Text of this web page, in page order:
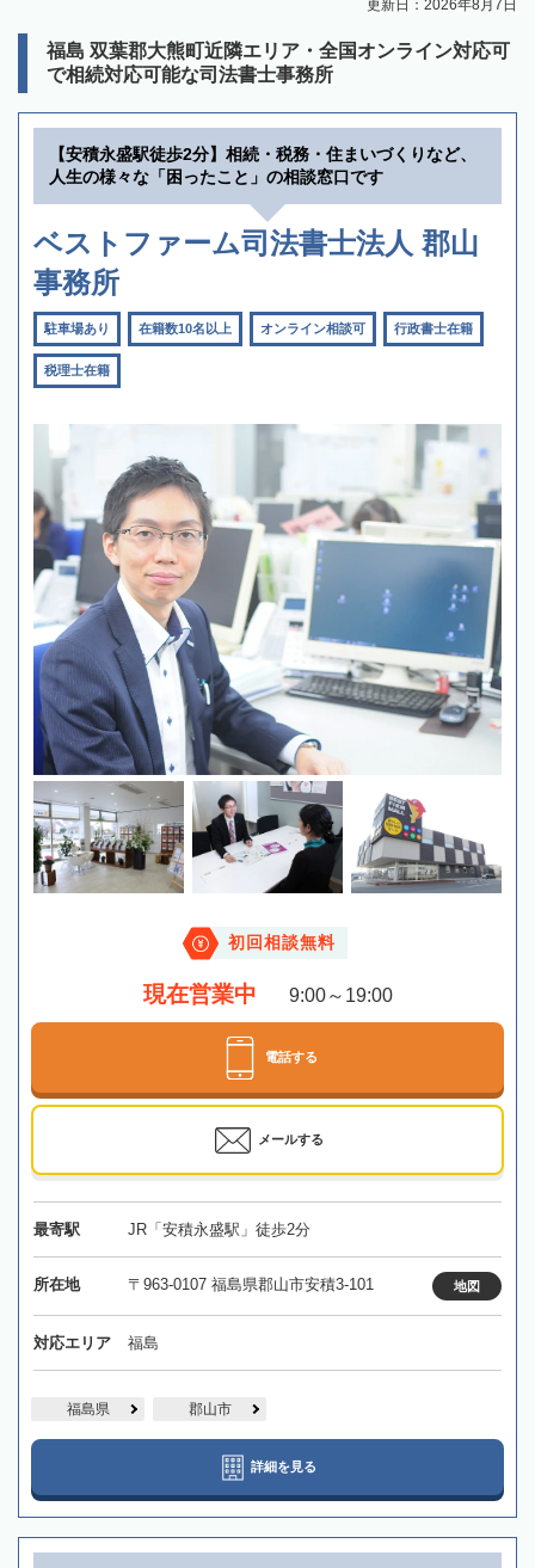
更新日：2026年8月7日
福島 双葉郡大熊町近隣エリア・全国オンライン対応可
で相続対応可能な司法書士事務所
【安積永盛駅徒歩2分】相続・税務・住まいづくりなど、
人生の様々な「困ったこと」の相談窓口です
ベストファーム司法書士法人 郡山
事務所
駐車場あり 在籍数10名以上 オンライン相談可 行政書士在籍
税理士在籍
初回相談無料
現在営業中 9:00～19:00
電話する
メールする
最寄駅 JR「安積永盛駅」徒歩2分
所在地 〒963-0107 福島県郡山市安積3-101 地図
対応エリア 福島
福島県 郡山市
詳細を見る